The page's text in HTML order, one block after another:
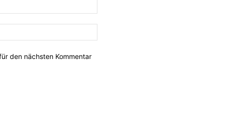
den nächsten Kommentar